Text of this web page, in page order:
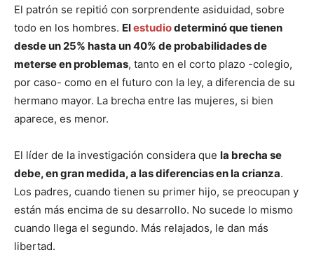
El patrón se repitió con sorprendente asiduidad, sobre
todo en los hombres. Elestudiodeterminó que tienen
desde un 25% hasta un 40% de probabilidades de
meterse en problemas, tanto en el corto plazo -colegio,
por caso- como en el futuro con la ley, a diferencia de su
hermano mayor. La brecha entre las mujeres, si bien
aparece, es menor.
El líder de la investigación considera que la brecha se
debe, en gran medida, a las diferencias en la crianza.
Los padres, cuando tienen su primer hijo, se preocupan y
están más encima de su desarrollo. No sucede lo mismo
cuando llega el segundo. Más relajados, le dan más
libertad.